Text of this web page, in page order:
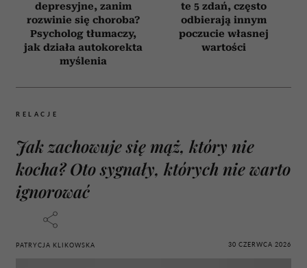
depresyjne, zanim
rozwinie się choroba?
Psycholog tłumaczy,
jak działa autokorekta
myślenia
te 5 zdań, często
odbierają innym
poczucie własnej
wartości
RELACJE
Jak zachowuje się mąż, który nie
kocha? Oto sygnały, których nie warto
ignorować
PATRYCJA KLIKOWSKA 30 CZERWCA 2026